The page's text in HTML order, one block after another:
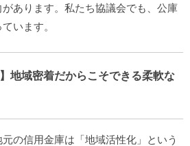
あります。私たち協議会でも、公庫
います。
地域密着だからこそできる柔軟な
の信用金庫は「地域活性化」という